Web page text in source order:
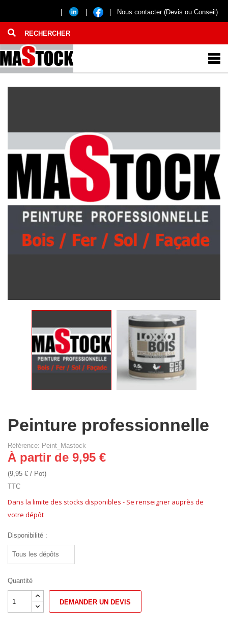
Nous contacter (Devis ou Conseil)
Peinture professionnelle
Référence: Peint_Mastock
À partir de 9,95 €
(9,95 € / Pot)
TTC
Dans la limite des stocks disponibles - Se renseigner auprès de
votre dépôt
Disponibilité :
Quantité
DEMANDER UN DEVIS